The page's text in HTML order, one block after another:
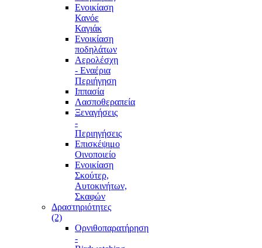
Ενοικίαση
Κανόε
Καγιάκ
Ενοικίαση
ποδηλάτων
Αερολέσχη
- Εναέρια
Περιήγηση
Ιππασία
Λασποθεραπεία
Ξεναγήσεις
-
Περιηγήσεις
Επισκέψιμο
Οινοποιείο
Ενοικίαση
Σκούτερ,
Αυτοκινήτων,
Σκαφών
Δραστηριότητες
(2)
Ορνιθοπαρατήρηση
-